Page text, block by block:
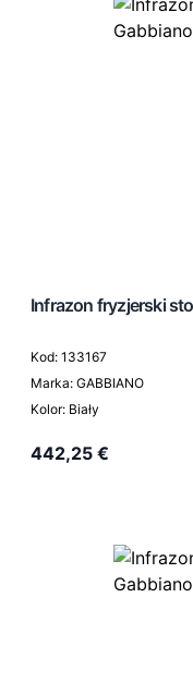
Infrazon fryzjerski
Kod: 133167
Marka: GABBIANO
Kolor: Biały
442,25 €